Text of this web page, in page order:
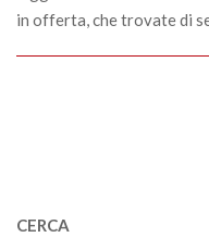
in offerta, che trovate di
CERCA